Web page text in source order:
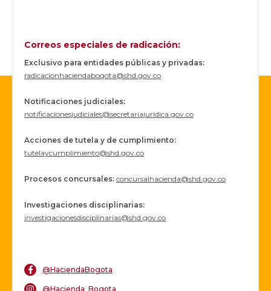
Correos especiales de radicación:
Exclusivo para entidades públicas y privadas:
radicacionhaciendabogota@shd.gov.co
Notificaciones judiciales:
notificacionesjudiciales@secretariajuridica.gov.co
Acciones de tutela y de cumplimiento:
tutelaycumplimiento@shd.gov.co
Procesos concursales: concursalhacienda@shd.gov.co
Investigaciones disciplinarias:
investigacionesdisciplinarias@shd.gov.co
@HaciendaBogota
@Hacienda_Bogota